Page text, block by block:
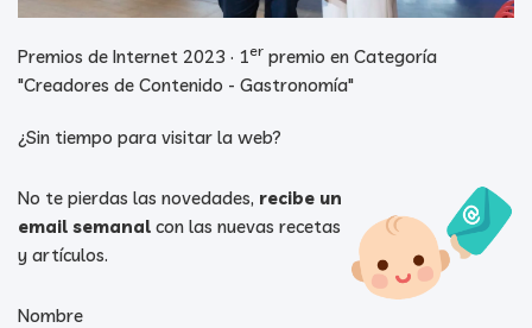
Premios de Internet 2023 · 1er premio en Categoría
"Creadores de Contenido - Gastronomía"
¿Sin tiempo para visitar la web?
No te pierdas las novedades, recibe un
email semanal con las nuevas recetas
y artículos.
Nombre